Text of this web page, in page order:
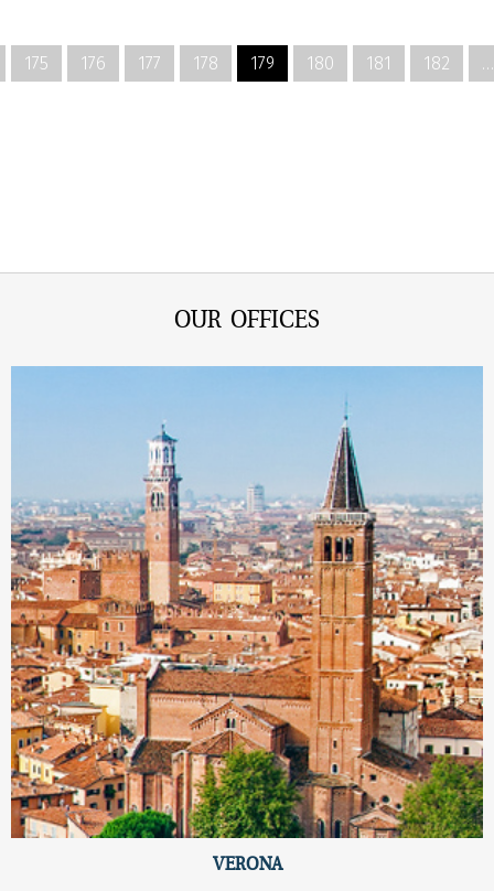
175 176 177 178 179 180 181 182 …
OUR OFFICES
VERONA